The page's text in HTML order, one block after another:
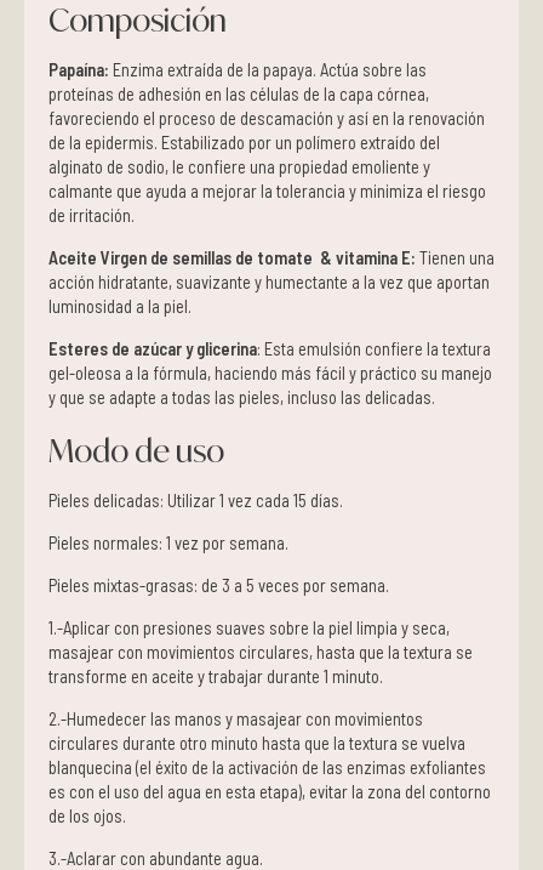
Composición
Papaína: Enzima extraída de la papaya. Actúa sobre las
proteínas de adhesión en las células de la capa córnea,
favoreciendo el proceso de descamación y así en la renovación
de la epidermis. Estabilizado por un polímero extraído del
alginato de sodio, le confiere una propiedad emoliente y
calmante que ayuda a mejorar la tolerancia y minimiza el riesgo
de irritación.
Aceite Virgen de semillas de tomate & vitamina E: Tienen una
acción hidratante, suavizante y humectante a la vez que aportan
luminosidad a la piel.
Esteres de azúcar y glicerina: Esta emulsión confiere la textura
gel-oleosa a la fórmula, haciendo más fácil y práctico su manejo
y que se adapte a todas las pieles, incluso las delicadas.
Modo de uso
Pieles delicadas: Utilizar 1 vez cada 15 días.
Pieles normales: 1 vez por semana.
Pieles mixtas-grasas: de 3 a 5 veces por semana.
1.-Aplicar con presiones suaves sobre la piel limpia y seca,
masajear con movimientos circulares, hasta que la textura se
transforme en aceite y trabajar durante 1 minuto.
2.-Humedecer las manos y masajear con movimientos
circulares durante otro minuto hasta que la textura se vuelva
blanquecina (el éxito de la activación de las enzimas exfoliantes
es con el uso del agua en esta etapa), evitar la zona del contorno
de los ojos.
3.-Aclarar con abundante agua.